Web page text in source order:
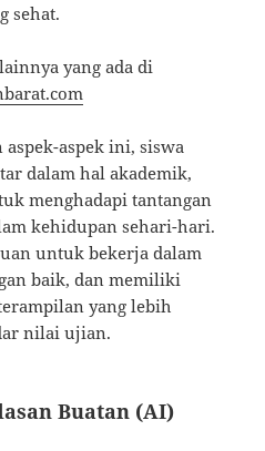
sehat.
yang ada di
aspek-aspek ini, siswa
dalam hal akademik,
menghadapi tantangan
kehidupan sehari-hari.
untuk bekerja dalam
baik, dan memiliki
yang lebih
nilai ujian.
Buatan (AI)